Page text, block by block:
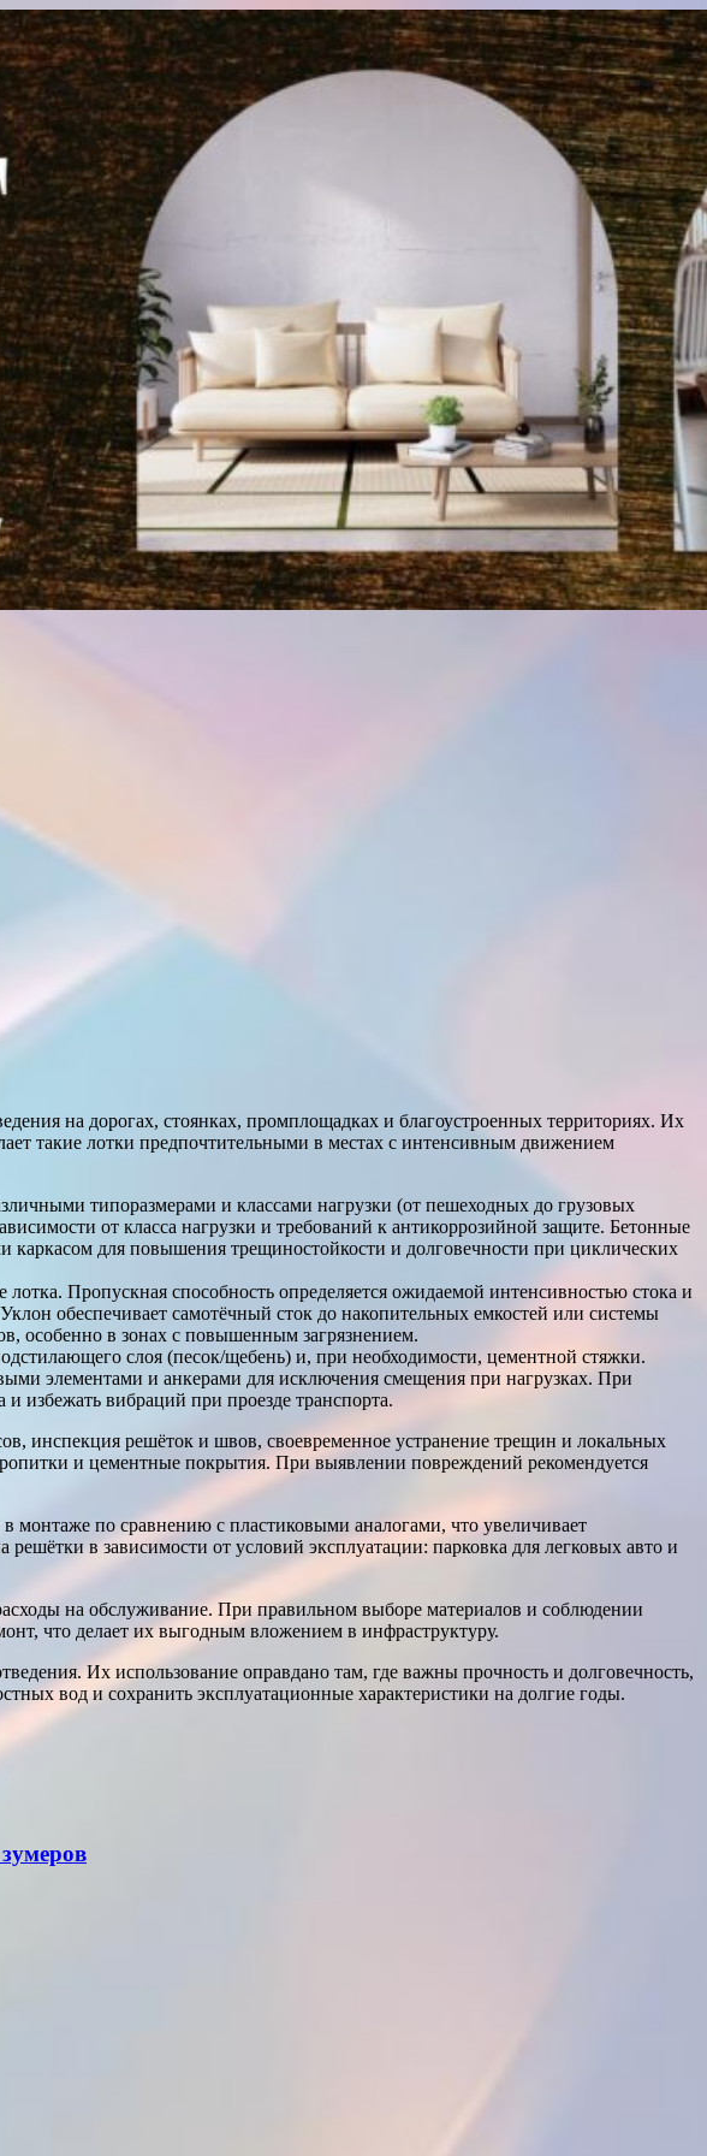
на дорогах, стоянках, промплощадках и благоустроенных территориях. Их
такие лотки предпочтительными в местах с интенсивным движением
типоразмерами и классами нагрузки (от пешеходных до грузовых
от класса нагрузки и требований к антикоррозийной защите. Бетонные
каркасом для повышения трещиностойкости и долговечности при циклических
Пропускная способность определяется ожидаемой интенсивностью стока и
обеспечивает самотёчный сток до накопительных емкостей или системы
особенно в зонах с повышенным загрязнением.
слоя (песок/щебень) и, при необходимости, цементной стяжки.
элементами и анкерами для исключения смещения при нагрузках. При
избежать вибраций при проезде транспорта.
инспекция решёток и швов, своевременное устранение трещин и локальных
и цементные покрытия. При выявлении повреждений рекомендуется
монтаже по сравнению с пластиковыми аналогами, что увеличивает
в зависимости от условий эксплуатации: парковка для легковых авто и
на обслуживание. При правильном выборе материалов и соблюдении
что делает их выгодным вложением в инфраструктуру.
Их использование оправдано там, где важны прочность и долговечность,
вод и сохранить эксплуатационные характеристики на долгие годы.